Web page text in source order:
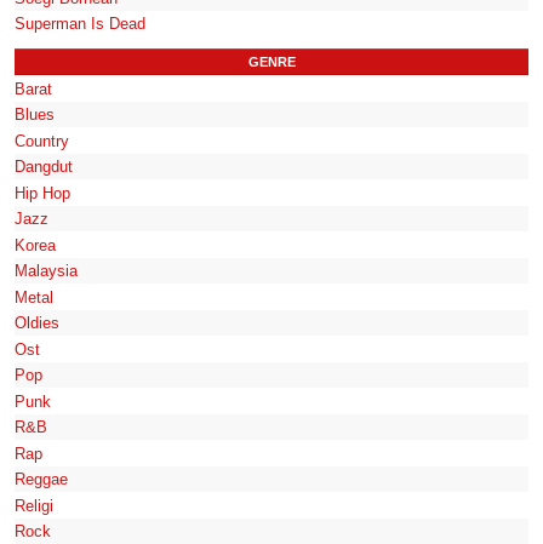
Superman Is Dead
GENRE
Barat
Blues
Country
Dangdut
Hip Hop
Jazz
Korea
Malaysia
Metal
Oldies
Ost
Pop
Punk
R&B
Rap
Reggae
Religi
Rock